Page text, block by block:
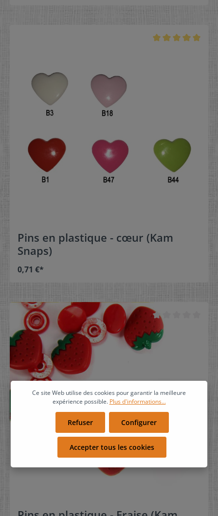
Pins en plastique - cœur (Kam
Snaps)
0,71 €*
Ce site Web utilise des cookies pour garantir la meilleure
expérience possible. Plus d'informations...
Refuser Configurer
Accepter tous les cookies